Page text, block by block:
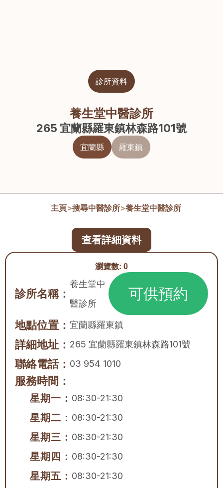
診所資料
養生堂中醫診所
265 宜蘭縣羅東鎮林森路101號
宜蘭縣 羅東鎮
主頁>搜尋中醫診所>養生堂中醫診所
瀏覽數: 0
診所名稱：
養生堂中
醫診所
可供預約
地點位置： 宜蘭縣羅東鎮
詳細地址： 265 宜蘭縣羅東鎮林森路101號
聯絡電話： 03 954 1010
服務時間：
星期一： 08:30-21:30
星期二： 08:30-21:30
星期三： 08:30-21:30
星期四： 08:30-21:30
星期五： 08:30-21:30
查看詳細資料